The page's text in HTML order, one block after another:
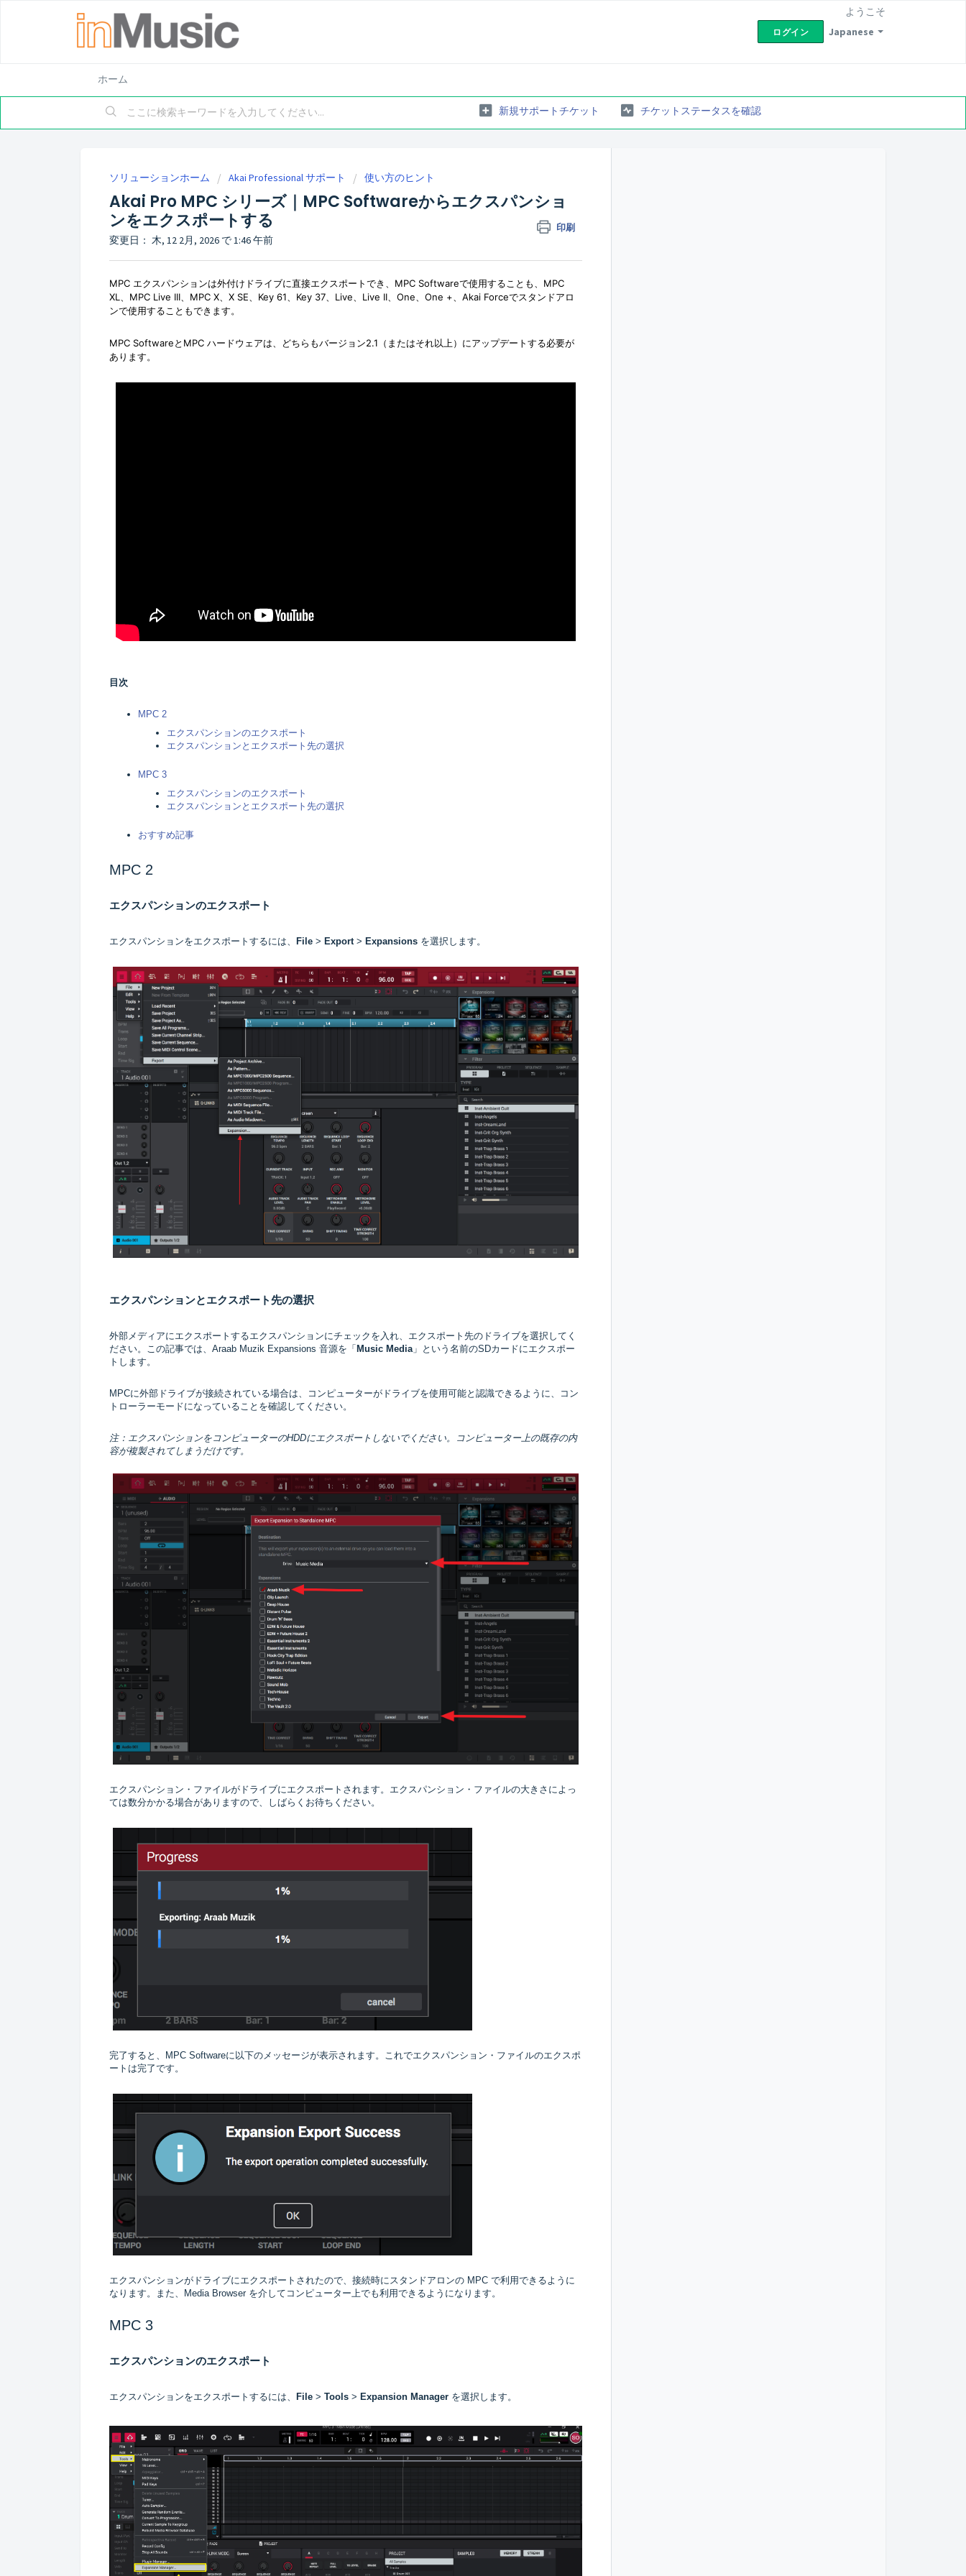
Japanese
ようこそ
ログイン
ホーム
新規サポートチケット チケットステータスを確認
ソリューションホーム Akai Professional サポート 使い方のヒント
Akai Pro MPC シリーズ｜MPC Softwareからエクスパンショ
ンをエクスポートする
印刷
変更日： 木, 12 2月, 2026 で 1:46 午前
MPC エクスパンションは外付けドライブに直接エクスポートでき、MPC Softwareで使用することも、MPC
XL、MPC Live III、MPC X、X SE、Key 61、Key 37、Live、Live II、One、One +、Akai Forceでスタンドアロ
ンで使用することもできます。
MPC SoftwareとMPC ハードウェアは、どちらもバージョン2.1（またはそれ以上）にアップデートする必要が
あります。
目次
MPC 2
エクスパンションのエクスポート
エクスパンションとエクスポート先の選択
MPC 3
エクスパンションのエクスポート
エクスパンションとエクスポート先の選択
おすすめ記事
MPC 2
エクスパンションのエクスポート
エクスパンションをエクスポートするには、 File > Export > Expansions を選択します。
エクスパンションとエクスポート先の選択
外部メディアにエクスポートするエクスパンションにチェックを入れ、エクスポート先のドライブを選択してく
ださい。この記事では、Araab Muzik Expansions 音源を「 Music Media 」という名前のSDカードにエクスポー
トします。
MPCに外部ドライブが接続されている場合は、コンピューターがドライブを使用可能と認識できるように、コン
トローラーモードになっていることを確認してください。
注：エクスパンションをコンピューターのHDDにエクスポートしないでください。コンピューター上の既存の内
容が複製されてしまうだけです。
エクスパンション・ファイルがドライブにエクスポートされます。エクスパンション・ファイルの大きさによっ
ては数分かかる場合がありますので、しばらくお待ちください。
完了すると、MPC Softwareに以下のメッセージが表示されます。これでエクスパンション・ファイルのエクスポ
ートは完了です。
エクスパンションがドライブにエクスポートされたので、接続時にスタンドアロンの MPC で利用できるように
なります。また、
Media Browser を介してコンピューター上でも利用できるようになります。
MPC 3
エクスパンションのエクスポート
エクスパンションをエクスポートするには、 File > Tools > Expansion Manager を選択します。